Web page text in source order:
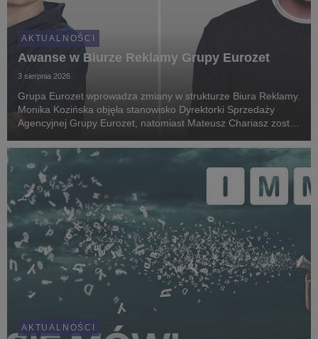
AKTUALNOŚCI
Awanse w Biurze Reklamy Grupy Eurozet
3 sierpnia 2026
Grupa Eurozet wprowadza zmiany w strukturze Biura Reklamy.
Monika Kozińska objęła stanowisko Dyrektorki Sprzedaży
Agencyjnej Grupy Eurozet, natomiast Mateusz Chariasz został
Eurozet. Awanse są elementem rozwoju orga...
AKTUALNOŚCI